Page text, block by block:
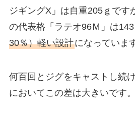
ジギングX」は自重205ｇです
の代表格「ラテオ96Ｍ」は143
30％）軽い設計になっていま
何百回とジグをキャストし続
においてこの差は大きいです。